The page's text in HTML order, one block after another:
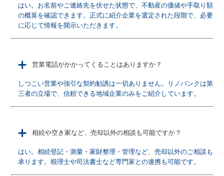
はい。お名前やご連絡先を伏せた状態で、不動産の価値や手取り額
の概算を確認できます。正式に紹介企業を選定された段階で、必要
に応じて情報を開示いただきます。
＋ 営業電話がかかってくることはありますか？
しつこい営業や強引な契約勧誘は一切ありません。リノバンクは第
三者の立場で、信頼できる地域企業のみをご紹介しています。
＋ 相続や空き家など、売却以外の相談も可能ですか？
はい。相続登記・測量・家財整理・管理など、売却以外のご相談も
承ります。税理士や司法書士など専門家との連携も可能です。